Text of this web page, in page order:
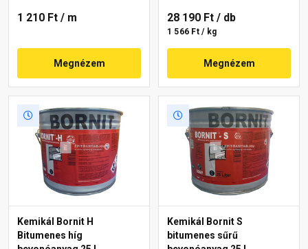
1 210 Ft / m
Megnézem
28 190 Ft / db
1 566 Ft / kg
Megnézem
Kemikál Bornit H
Bitumenes híg
Kemikál Bornit S
bitumenes sűrű